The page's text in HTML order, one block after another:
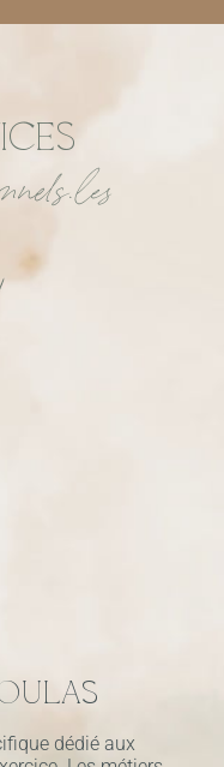
dédié aux